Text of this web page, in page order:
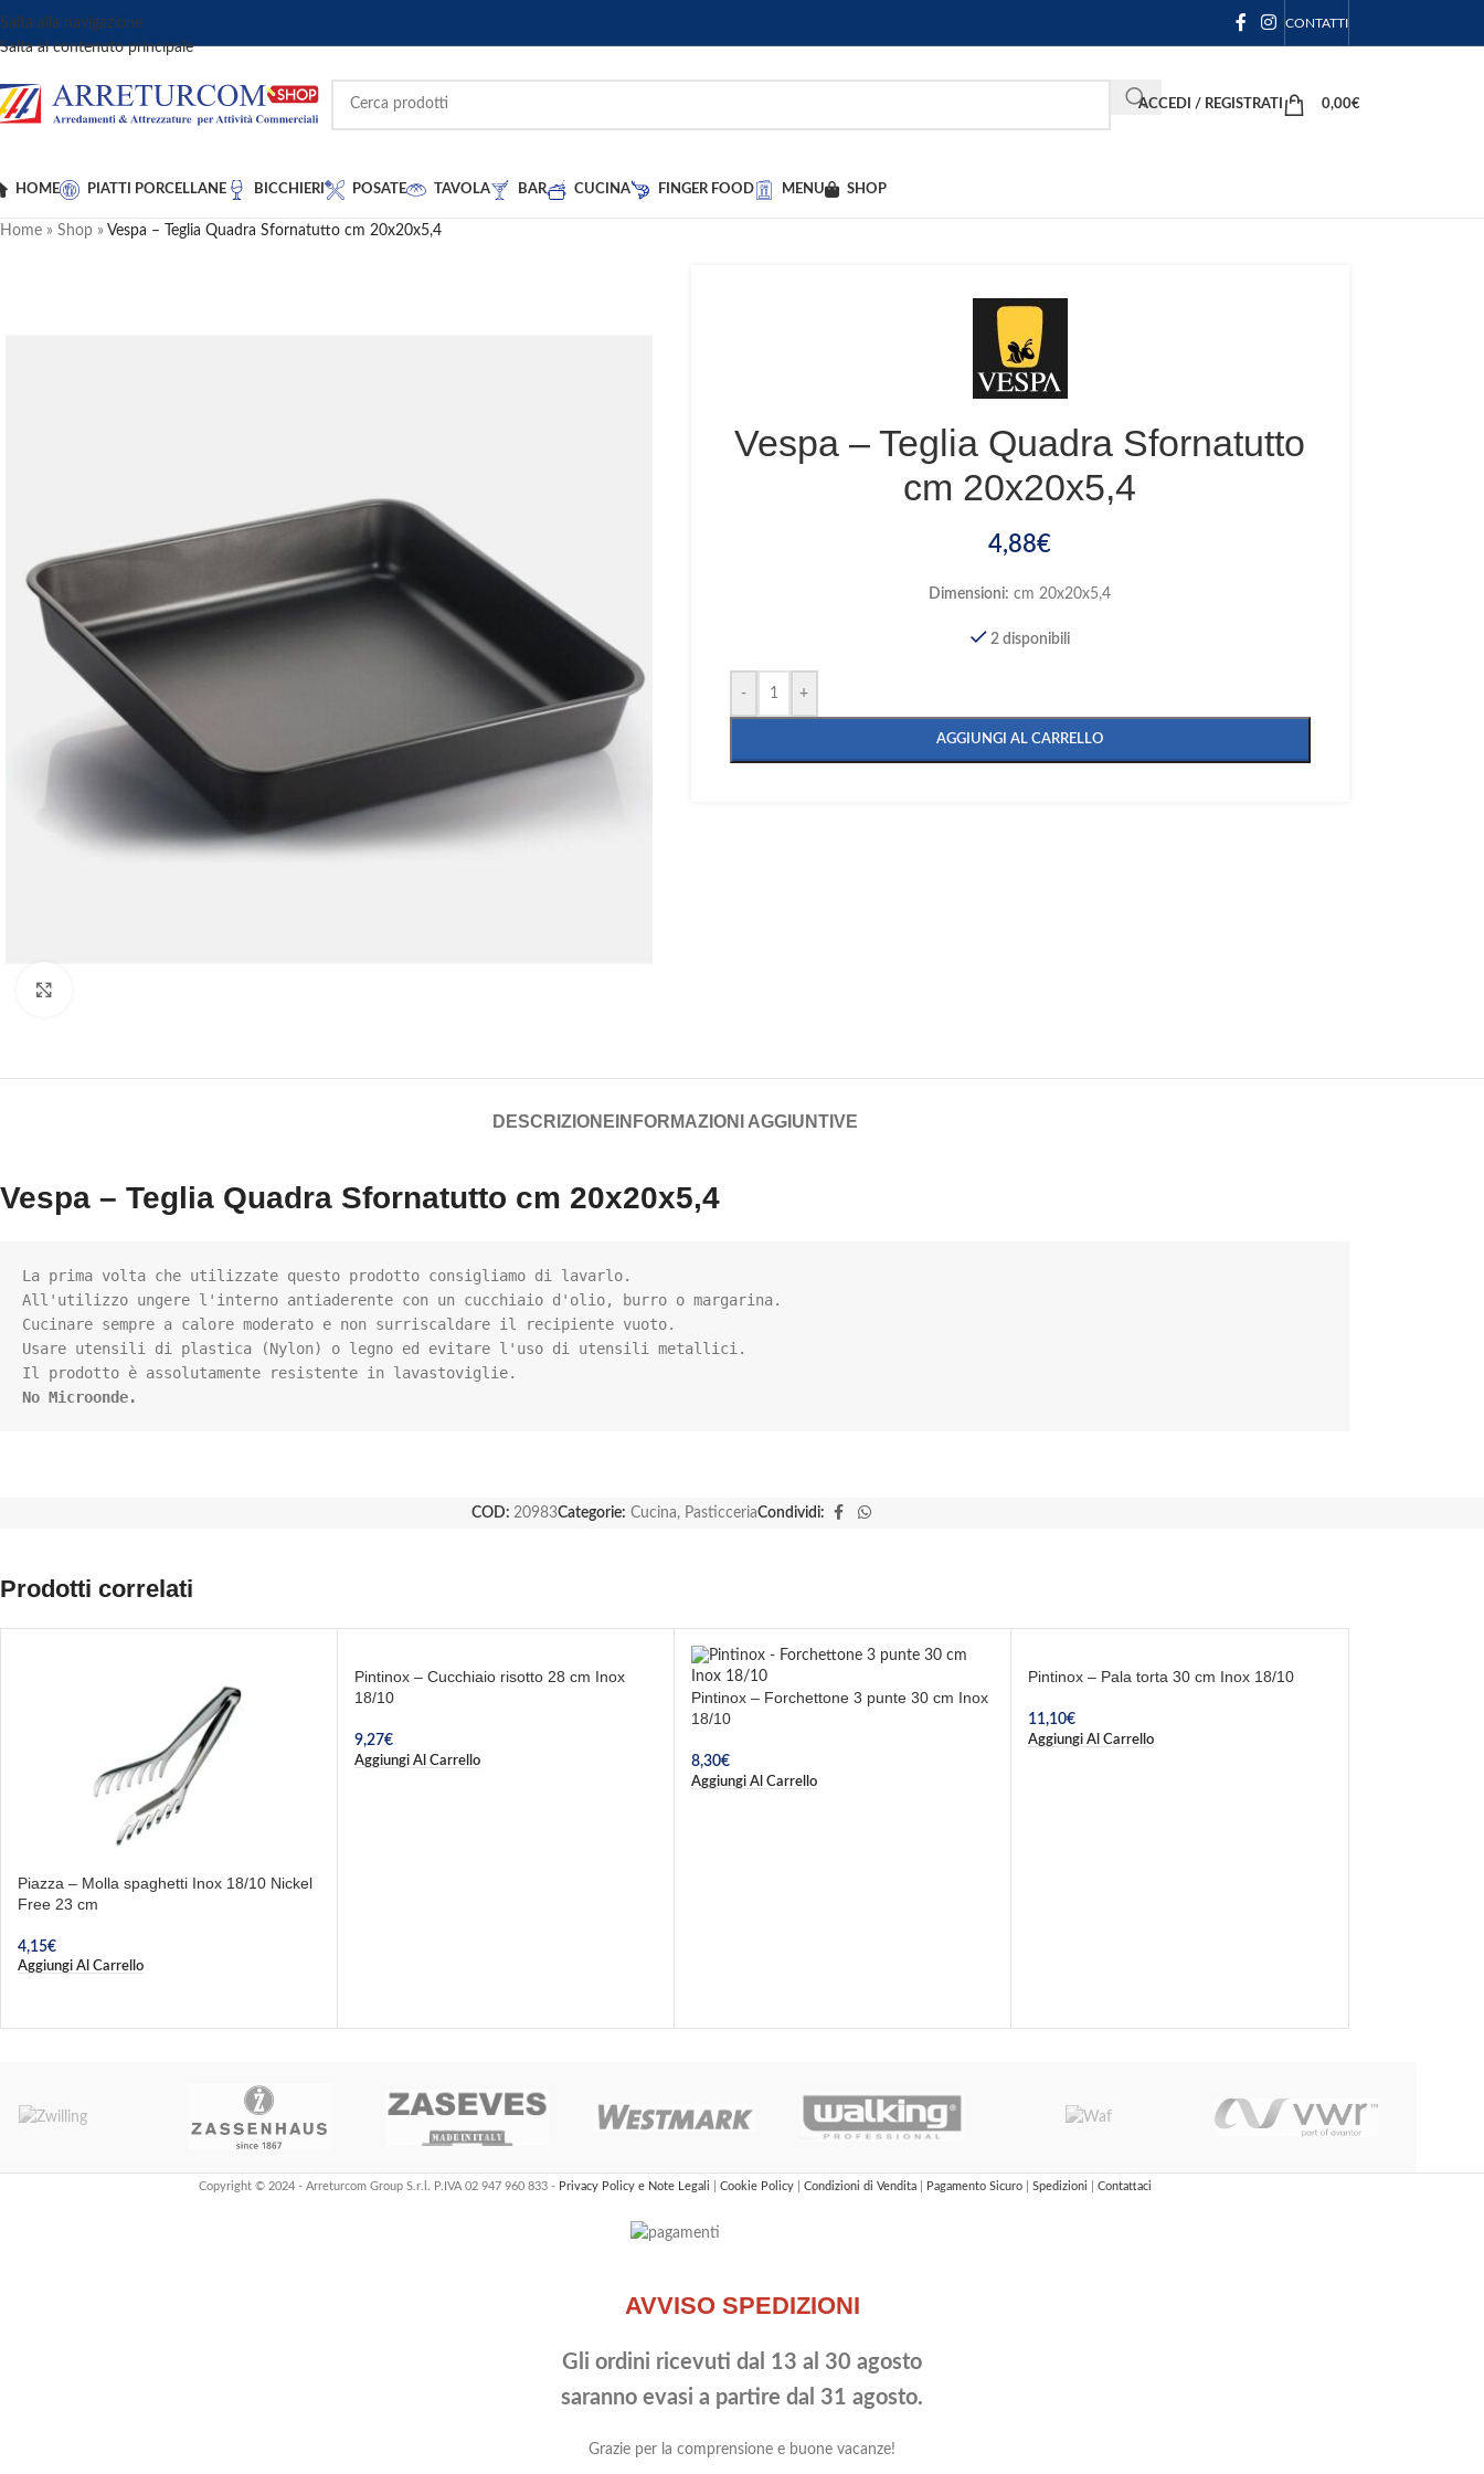
Salta alla navigazione
Salta al contenuto principale
CONTATTI
ACCEDI / REGISTRATI 0,00€
HOME PIATTI PORCELLANE BICCHIERI POSATE TAVOLA BAR CUCINA FINGER FOOD MENU SHOP
Home » Shop » Vespa – Teglia Quadra Sfornatutto cm 20x20x5,4
Vespa – Teglia Quadra Sfornatutto
cm 20x20x5,4
4,88€
Dimensioni: cm 20x20x5,4
2 disponibili
- +
AGGIUNGI AL CARRELLO
DESCRIZIONE INFORMAZIONI AGGIUNTIVE
Vespa – Teglia Quadra Sfornatutto cm 20x20x5,4
La prima volta che utilizzate questo prodotto consigliamo di lavarlo.
All'utilizzo ungere l'interno antiaderente con un cucchiaio d'olio, burro o margarina.
Cucinare sempre a calore moderato e non surriscaldare il recipiente vuoto.
Usare utensili di plastica (Nylon) o legno ed evitare l'uso di utensili metallici.
No Microonde.
COD: 20983Categorie: Cucina, PasticceriaCondividi:
Prodotti correlati
Piazza – Molla spaghetti Inox 18/10 Nickel
Free 23 cm
4,15€
Aggiungi Al Carrello
Pintinox – Cucchiaio risotto 28 cm Inox
18/10
9,27€
Aggiungi Al Carrello
Pintinox – Forchettone 3 punte 30 cm Inox
18/10
8,30€
Aggiungi Al Carrello
Pintinox – Pala torta 30 cm Inox 18/10
11,10€
Aggiungi Al Carrello
Copyright © 2024 - Arreturcom Group S.r.l. P.IVA 02 947 960 833 - Privacy Policy e Note Legali Cookie Policy Condizioni di Vendita Pagamento Sicuro Spedizioni Contattaci
AVVISO SPEDIZIONI
Gli ordini ricevuti dal 13 al 30 agosto
saranno evasi a partire dal 31 agosto.
Grazie per la comprensione e buone vacanze!